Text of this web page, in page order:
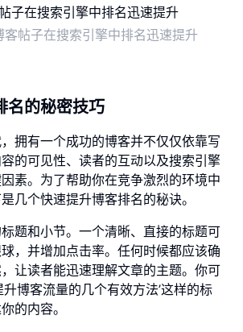
客帖子在搜索引擎中排名迅速提升
名的秘密技巧
拥有一个成功的博客并不仅仅依靠写
的可见性、读者的互动以及搜索引擎
素。为了帮助你在竞争激烈的环境中
几个快速提升博客排名的秘诀。
题和小节。一个清晰、直接的标题可
，并增加点击率。任何时候都应该确
让读者能迅速理解文章的主题。你可
升博客流量的几个有效方法’这样的标
的内容。